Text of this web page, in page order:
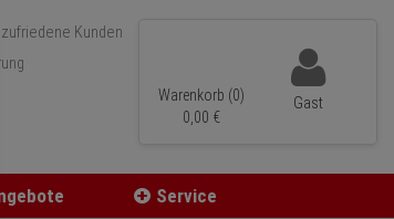
Kunden
Warenkorb (0)
0, 00 €
Gast
Service